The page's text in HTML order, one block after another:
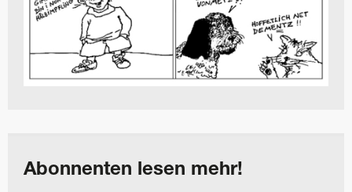
Abonnenten lesen mehr!